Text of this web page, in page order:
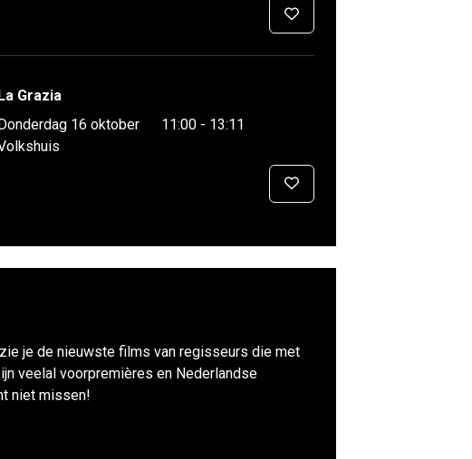
Grazia
16 oktober
11:00 - 13:11
je de nieuwste films van regisseurs die met
veelal voorpremières en Nederlandse
niet missen!